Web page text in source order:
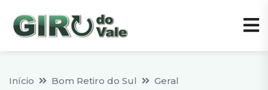
Início Bom Retiro do Sul Geral